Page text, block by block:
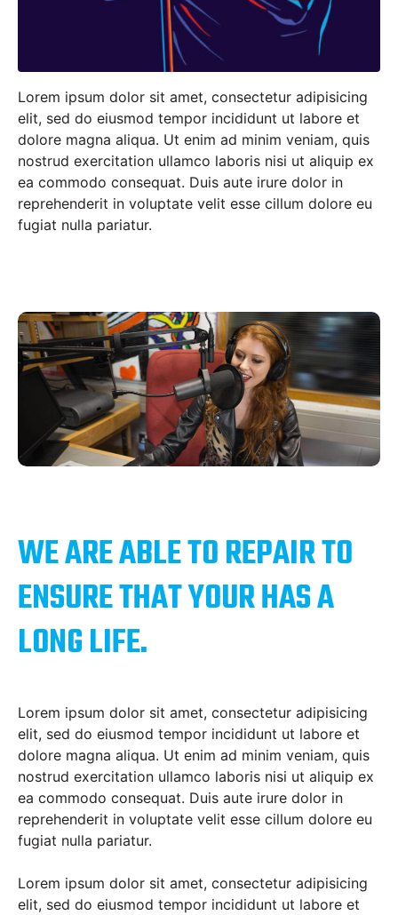
Lorem ipsum dolor sit amet, consectetur adipisicing
elit, sed do eiusmod tempor incididunt ut labore et
dolore magna aliqua. Ut enim ad minim veniam, quis
nostrud exercitation ullamco laboris nisi ut aliquip ex
ea commodo consequat. Duis aute irure dolor in
reprehenderit in voluptate velit esse cillum dolore eu
fugiat nulla pariatur.
WE ARE ABLE TO REPAIR TO
ENSURE THAT YOUR HAS A
LONG LIFE.
Lorem ipsum dolor sit amet, consectetur adipisicing
elit, sed do eiusmod tempor incididunt ut labore et
dolore magna aliqua. Ut enim ad minim veniam, quis
nostrud exercitation ullamco laboris nisi ut aliquip ex
ea commodo consequat. Duis aute irure dolor in
reprehenderit in voluptate velit esse cillum dolore eu
fugiat nulla pariatur.
Lorem ipsum dolor sit amet, consectetur adipisicing
elit, sed do eiusmod tempor incididunt ut labore et